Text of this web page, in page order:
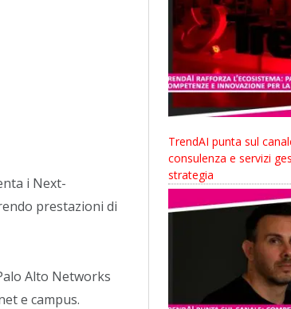
i Next-
prestazioni di
Alto Networks
e campus.
TrendAI punta sul
consulenza e servizi
strategia